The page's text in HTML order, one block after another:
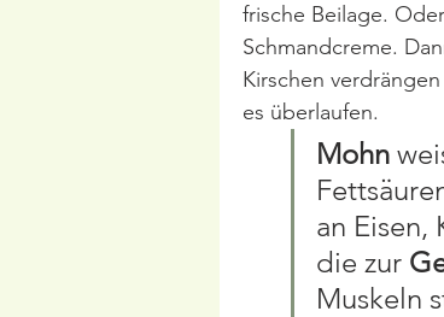
frische Beilage.
Schmandcreme.
Kirschen
es überlaufen.
Mohn
an Eisen,
die zur
Muskeln